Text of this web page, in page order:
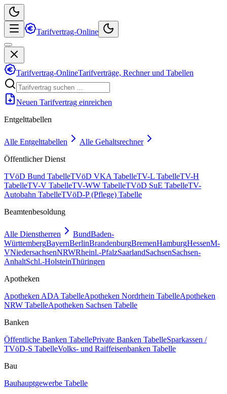
Tarifvertrag-Online
Tarifvertrag-OnlineTarifverträge, Rechner und Tabellen
Neuen Tarifvertrag einreichen
Entgelttabellen
Alle Entgelttabellen
Alle Gehaltsrechner
Öffentlicher Dienst
TVöD Bund TabelleTVöD VKA TabelleTV-L TabelleTV-H
TabelleTV-V TabelleTV-WW TabelleTVöD SuE TabelleTV-
Autobahn TabelleTVöD-P (Pflege) Tabelle
Beamtenbesoldung
Alle Dienstherren BundBaden-
WürttembergBayernBerlinBrandenburgBremenHamburgHessenM-
VNiedersachsenNRWRheinl.-PfalzSaarlandSachsenSachsen-
AnhaltSchl.-HolsteinThüringen
Apotheken
Apotheken ADA TabelleApotheken Nordrhein TabelleApotheken
NRW TabelleApotheken Sachsen Tabelle
Banken
Öffentliche Banken TabellePrivate Banken TabelleSparkassen /
TVöD-S TabelleVolks- und Raiffeisenbanken Tabelle
Bau
Bauhauptgewerbe Tabelle